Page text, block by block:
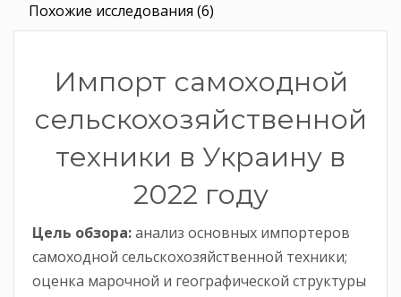
Похожие исследования (6)
Импорт самоходной
сельскохозяйственной
техники в Украину в
2022 году
Цель обзора:анализ основных импортеров
самоходной сельскохозяйственной техники;
оценка марочной и географической структуры